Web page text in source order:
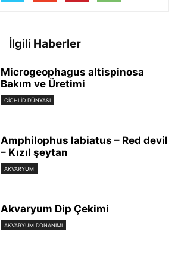
İlgili Haberler
Microgeophagus altispinosa
Bakım ve Üretimi
CICHLID DÜNYASI
Amphilophus labiatus – Red devil
– Kızıl şeytan
AKVARYUM
Akvaryum Dip Çekimi
AKVARYUM DONANIMI